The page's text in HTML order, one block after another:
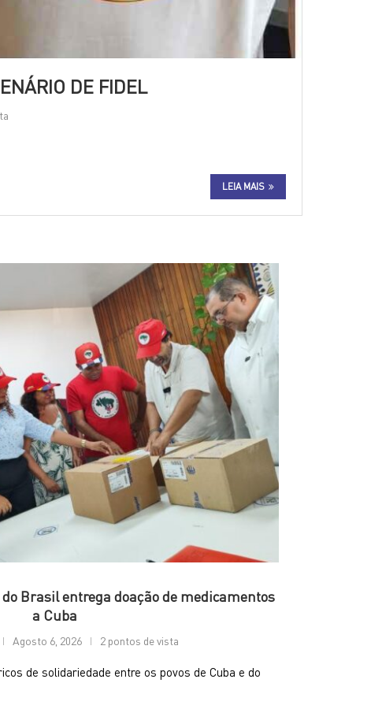
DE FIDEL
LEIA MAIS
Brasil entrega doação de medicamentos
a Cuba
Agosto 6, 2026 2 pontos de vista
de solidariedade entre os povos de Cuba e do